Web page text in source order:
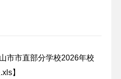
市市直部分学校2026年校
】